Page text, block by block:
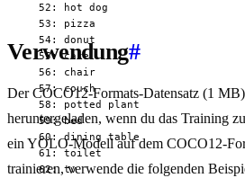
  52: hot dog
  53: pizza
  54: donut
  55: cake
  56: chair
  57: couch
  58: potted plant
  59: bed
  60: dining table
  61: toilet
  62: tv
Verwendung#
Der COCO12-Formats-Datensatz (1
heruntergeladen, wenn du das Training
ein YOLO-Modell auf dem COCO12-
trainieren, verwende die folgenden